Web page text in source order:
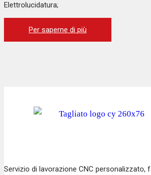
Elettrolucidatura;
Per saperne di più
Servizio di lavorazione CNC personalizzato,